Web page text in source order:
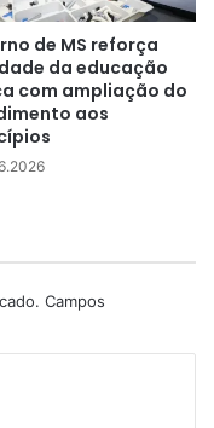
de MS reforça
da educação
com ampliação do
aos
Campos